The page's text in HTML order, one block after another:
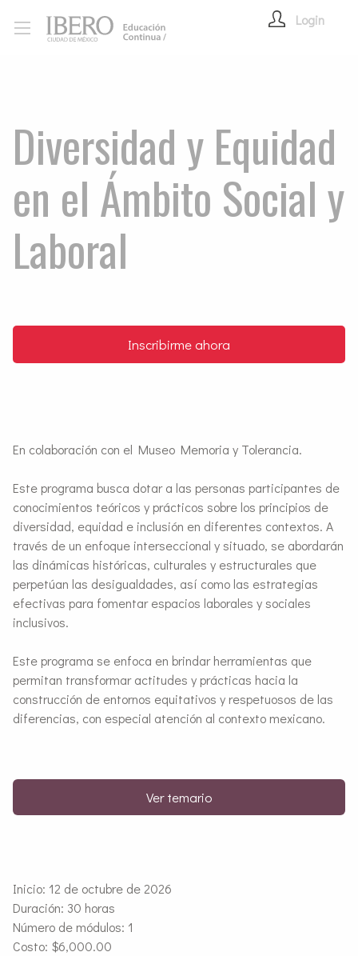
Login
Diversidad y Equidad
en el Ámbito Social y
Laboral
Inscribirme ahora
En colaboración con el Museo Memoria y Tolerancia.
Este programa busca dotar a las personas participantes de
conocimientos teóricos y prácticos sobre los principios de
diversidad, equidad e inclusión en diferentes contextos. A
través de un enfoque interseccional y situado, se abordarán
las dinámicas históricas, culturales y estructurales que
perpetúan las desigualdades, así como las estrategias
efectivas para fomentar espacios laborales y sociales
inclusivos.
Este programa se enfoca en brindar herramientas que
permitan transformar actitudes y prácticas hacia la
construcción de entornos equitativos y respetuosos de las
diferencias, con especial atención al contexto mexicano.
Ver temario
Inicio: 12 de octubre de 2026
Duración: 30 horas
Número de módulos: 1
Costo: $6,000.00